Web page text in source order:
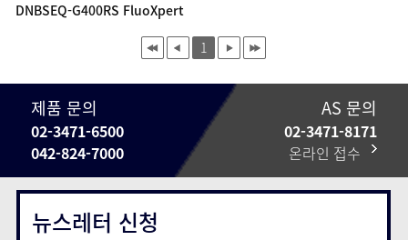
DNBSEQ-G400RS FluoXpert
1
제품 문의
02-3471-6500
042-824-7000
AS 문의
02-3471-8171
온라인 접수
뉴스레터 신청